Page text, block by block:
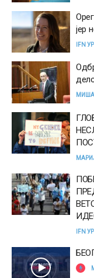
јер
IFN
IFN